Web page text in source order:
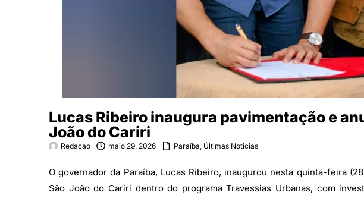
Lucas Ribeiro inaugura pavimentação e
João do Cariri
Redacao maio 29, 2026 Paraíba, Últimas Noticias
O governador da Paraíba, Lucas Ribeiro, inaugurou nesta quinta-feira
São João do Cariri dentro do programa Travessias Urbanas, com